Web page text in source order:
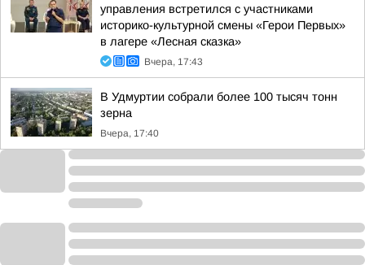
управления встретился с участниками
историко-культурной смены «Герои Первых»
в лагере «Лесная сказка»
Вчера, 17:43
В Удмуртии собрали более 100 тысяч тонн
зерна
Вчера, 17:40